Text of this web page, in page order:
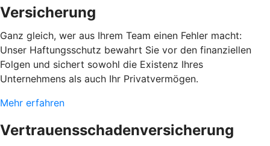
Versicherung
Ganz gleich, wer aus Ihrem Team einen Fehler macht:
Unser Haftungsschutz bewahrt Sie vor den finanziellen
Folgen und sichert sowohl die Existenz Ihres
Unternehmens als auch Ihr Privatvermögen.
Mehr erfahren
Vertrauensschadenversicherung